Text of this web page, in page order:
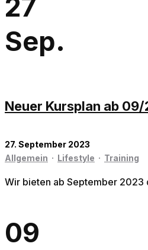
27
Sep.
Neuer Kursplan ab
27. September 2023
Allgemein · Lifestyle · Training
Wir bieten ab September 2023
09